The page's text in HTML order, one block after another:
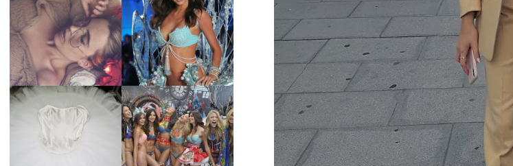
LA BAILARINA
BLANCA DE LA
CRUZ O COMO
REINVENTARSE
ANTE LA
ADVERSIDAD.
LA ALTURA DE LAS
MODELOS MAS
ALTAS
TUTORIAL PARA
HACER UN TUTÚ
DE BALLET DE
¿QUIERES SABER
LA EDAD Y ALTURA
DE LAS MODELOS
VICTORIA'S
SECRET 2017?